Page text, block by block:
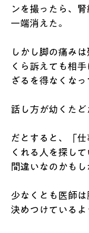
ンを撮ったら、
一端消えた。
しかし脚の痛み
くら訴えても相
ざるを得なくなっ
話し方が幼くたど
だとすると、「
くれる人を探し
間違いなのかもし
少なくとも医師
決めつけているよ